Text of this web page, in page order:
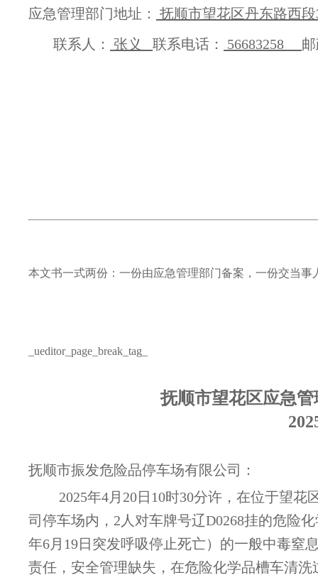
应急管理部门地址：
抚顺市望花区丹东路西
联系人：
张义 联系电话： 56683258
本文书一式两份：一份由应急管理部门备案，一份交当事
_ueditor_page_break_tag_
抚顺市望花区应急
抚顺市振发危险品停车场有限公司：
2025年4月20日10时30分许，在位于望
司停车场内，2人对车牌号辽D0268挂的危险
年6月19日突发呼吸停止死亡）的一般中毒窒
责任，安全管理缺失，在危险化学品槽车清